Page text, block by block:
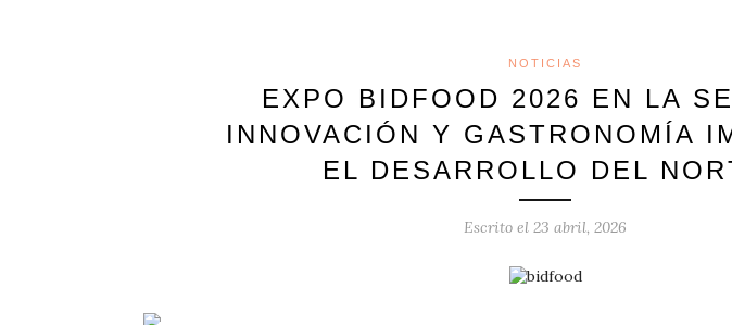
NOTICIAS
EXPO BIDFOOD 2026 EN LA
INNOVACIÓN Y GASTRONOMÍA
EL DESARROLLO DEL
Escrito el 23 abril, 2026